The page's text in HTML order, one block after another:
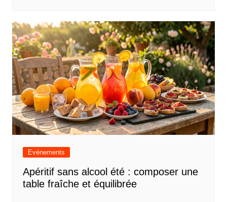
Evénements
Apéritif sans alcool été : composer une
table fraîche et équilibrée